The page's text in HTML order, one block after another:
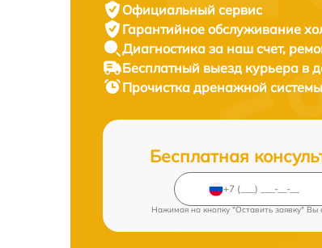
Официальный сервис
Гарантийное обслуживание
Диагностика за наш счет,
Бесплатный выезд курьера в
Прочистка дренажной
Бесплатная
Нажимая на кнопку "Оставить заявку" Вы